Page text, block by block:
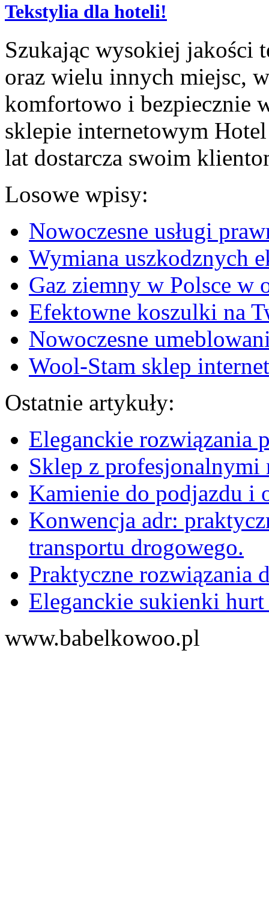
Tekstylia dla hoteli!
Szukając wysokiej jakości
oraz wielu innych miejsc,
komfortowo i bezpiecznie
sklepie internetowym
lat dostarcza swoim
Losowe wpisy:
Nowoczesne usługi
Wymiana uszkodznych
Gaz ziemny w Polsce
Efektowne koszulki na
Nowoczesne
Wool-Stam sklep
Ostatnie artykuły:
Eleganckie rozwiązania
Sklep z profesjonalnymi
Kamienie do podjazdu i
Konwencja adr:
transportu drogowego.
Praktyczne rozwiązania
Eleganckie sukienki
www.babelkowoo.pl